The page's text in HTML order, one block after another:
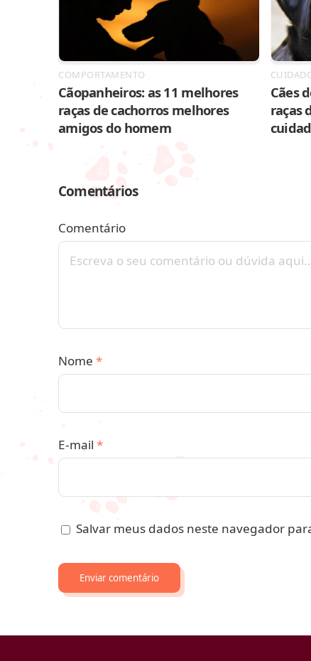
COMPORTAMENTO
Cãopanheiros: as 11 melhores
raças de cachorros melhores
amigos do homem
Cães
raças
Comentários
Comentário
Nome *
E-mail *
Salvar meus dados neste navegador